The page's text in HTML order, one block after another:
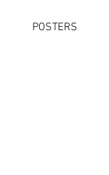
POSTERS